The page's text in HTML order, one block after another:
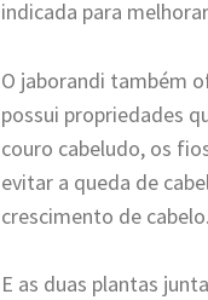
indicada para
O jaborandi também
possui propriedades
couro cabeludo, os
evitar a queda de
crescimento de cabelo.
E as duas plantas